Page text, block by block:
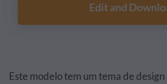
Edit and
Este modelo tem um tema de